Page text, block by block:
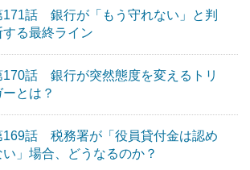
171話 銀行が「もう守れない」と判
する最終ライン
170話 銀行が突然態度を変えるトリ
ーとは？
169話 税務署が「役員貸付金は認め
い」場合、どうなるのか？